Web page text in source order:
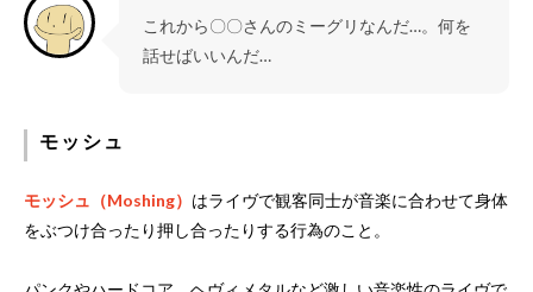
これから〇〇さんのミーグリなんだ…。何を
話せばいいんだ…
モッシュ
モッシュ（Moshing） はライヴで観客同士が音楽に合わせて身体
をぶつけ合ったり押し合ったりする行為のこと。